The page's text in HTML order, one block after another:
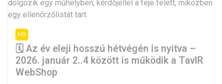
Hír
🗓️ Az év eleji hosszú hétvégén is nyitva –
2026. január 2..4 között is működik a TavIR
WebShop